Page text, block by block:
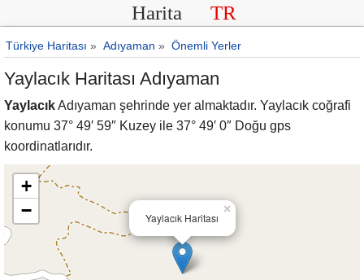
Harita TR
Türkiye Haritası » Adıyaman » Önemli Yerler
Yaylacık Haritası Adıyaman
YaylacıkAdıyaman şehrinde yer almaktadır. Yaylacık coğrafi
konumu 37° 49′ 59″ Kuzey ile 37° 49′ 0″ Doğu gps
koordinatlarıdır.
Yaylacık Haritası
×
+
−